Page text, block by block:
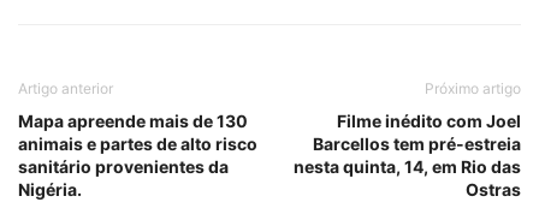
Artigo anterior
Mapa apreende mais de 130
animais e partes de alto risco
sanitário provenientes da
Nigéria.
Próximo artigo
Filme inédito com Joel
Barcellos tem pré-estreia
nesta quinta, 14, em Rio das
Ostras